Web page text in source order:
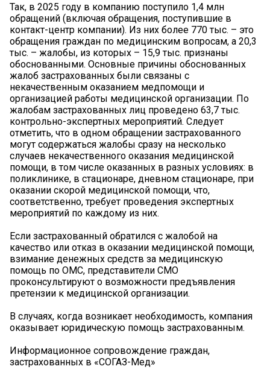
Так, в 2025 году в компанию поступило 1,4 млн
обращений (включая обращения, поступившие в
контакт-центр компании). Из них более 770 тыс. – это
обращения граждан по медицинским вопросам, а 20,3
тыс. – жалобы, из которых – 15,9 тыс. признаны
обоснованными. Основные причины обоснованных
жалоб застрахованных были связаны с
некачественным оказанием медпомощи и
организацией работы медицинской организации. По
жалобам застрахованных лиц проведено 63,7 тыс.
контрольно-экспертных мероприятий. Следует
отметить, что в одном обращении застрахованного
могут содержаться жалобы сразу на несколько
случаев некачественного оказания медицинской
помощи, в том числе оказанных в разных условиях: в
поликлинике, в стационаре, дневном стационаре, при
оказании скорой медицинской помощи, что,
соответственно, требует проведения экспертных
мероприятий по каждому из них.
Если застрахованный обратился с жалобой на
качество или отказ в оказании медицинской помощи,
взимание денежных средств за медицинскую
помощь по ОМС, представители СМО
проконсультируют о возможности предъявления
претензии к медицинской организации.
В случаях, когда возникает необходимость, компания
оказывает юридическую помощь застрахованным.
Информационное сопровождение граждан,
застрахованных в «СОГАЗ-Мед»